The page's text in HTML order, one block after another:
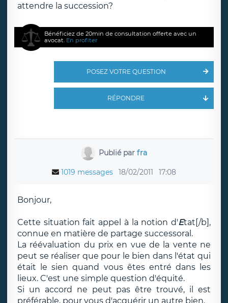
attendre la succession?
Bénéficiez de 20min de consultation offerte avec un
avocat. En profiter
POSEZ VOTRE QUESTION
RÉPONDRE
Publié parfra
1019 messages 18/02/2011 17:08
Bonjour,
Cette situation fait appel à la notion d'Etat[/b],
connue en matière de partage successoral.
La réévaluation du prix en vue de la vente ne
peut se réaliser que pour le bien dans l'état qui
était le sien quand vous êtes entré dans les
lieux. C'est une simple question d'équité.
Si un accord ne peut pas être trouvé, il est
préférable, pour vous d'acquérir un autre bien.